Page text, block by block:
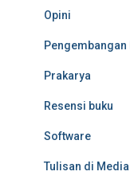
Opini
Pengembangan
Prakarya
Resensi buku
Software
Tulisan di